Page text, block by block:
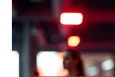
Gratis!